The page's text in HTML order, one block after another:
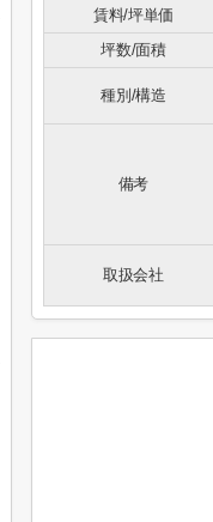
賃料/坪単価
坪数/面積
種別/構造
備考
取扱会社